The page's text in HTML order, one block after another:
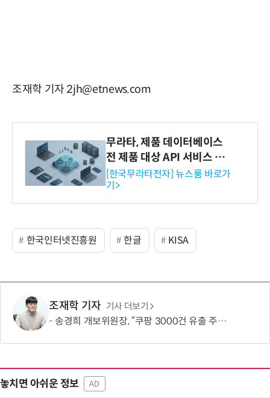
조재학 기자 2jh@etnews.com
무라타, 제품 데이터베이스
전 제품 대상 API 서비스 제
공…73개 제품 카테고리로
확대
[한국무라타전자] 뉴스룸 바로가
기>
한국인터넷진흥원 한글 KISA
조재학 기자 기사 더보기
송경희 개보위원장, “쿠팡 3000건 유출 주장 사실과 달라…엄정 처분할 것”
놓치면 아쉬운 정보 AD